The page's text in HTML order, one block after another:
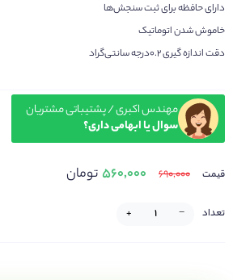
دارای حافظه برای ثبت سنجش‌ها
خاموش شدن اتوماتیک
دقت اندازه گیری ۰.۲درجه سانتی‌گراد
مهندس اکبری / پشتیباتی مشتریان
سوال یا ابهامی داری؟
قیمت ۶۹۰,۰۰۰ ۵۶۰,۰۰۰ تومان
تعداد −
+